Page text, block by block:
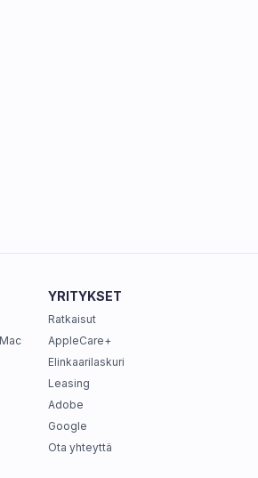
YRITYKSET
Ratkaisut
AppleCare+
Elinkaarilaskuri
Leasing
Adobe
Google
Ota yhteyttä